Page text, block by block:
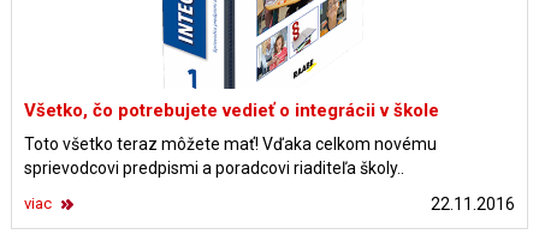
Všetko, čo potrebujete vedieť o integrácii v škole
Toto všetko teraz môžete mať! Vďaka celkom novému
sprievodcovi predpismi a poradcovi riaditeľa školy..
22.11.2016
viac